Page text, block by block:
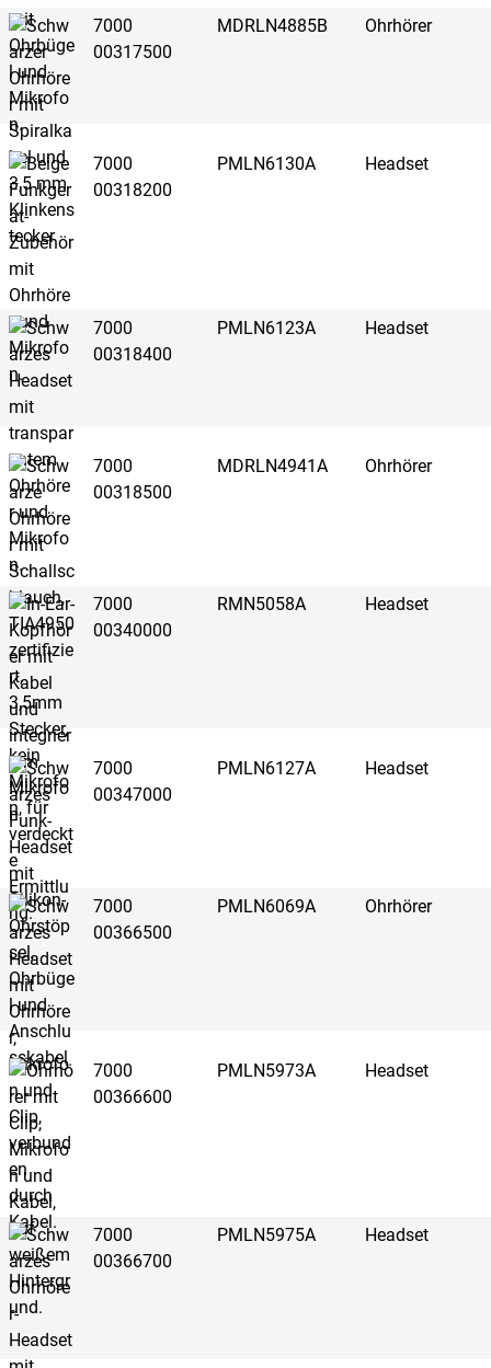
7000
00317500
MDRLN4885B Ohrhörer
7000
00318200
PMLN6130A Headset
7000
00318400
PMLN6123A Headset
7000
00318500
MDRLN4941A Ohrhörer
7000
00340000
RMN5058A Headset
7000
00347000
PMLN6127A Headset
7000
00366500
PMLN6069A Ohrhörer
7000
00366600
PMLN5973A Headset
7000
00366700
PMLN5975A Headset